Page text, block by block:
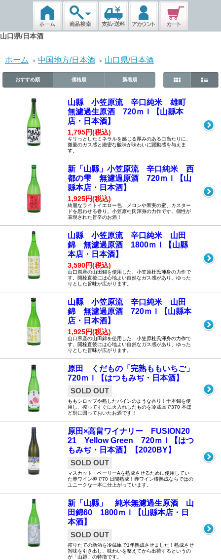
山口県/日本酒
ホーム > 中国地方/日本酒 > 山口県/日本酒
おすすめ順 価格順 新着順
山縣 小笠原流 辛口純米 雄町
無濾過生原酒 720ｍｌ【山縣本
店・日本酒】
1,795円(税込)
キリっとしたミネラルを感じる厚みのある口当たりに、
微量のガス感と緻密な酸味が味わいに躍動感を与えま
す。
新「山縣」小笠原流 辛口純米 西
都の雫 無濾過原酒 720ｍｌ【山
縣本店・日本酒】
1,925円(税込)
綺麗なライトイエロー色、メロンや果実の蜜、カスター
ドを思わせる香り。小笠原杜氏渾身の力作です。個性が
表現された旨辛のお酒！
山縣 小笠原流 辛口純米 山田
錦 無濾過原酒 1800ｍｌ【山縣
本店・日本酒】
3,590円(税込)
山口県産の山田錦を使用した、小笠原杜氏渾身の力作で
す。開栓直後には心地よい自然なガス感があり、ゆった
りとした旨味が広がります。
山縣 小笠原流 辛口純米 山田
錦 無濾過原酒 720ｍｌ【山縣本
店・日本酒】
1,925円(税込)
山口県産の山田錦を使用した、小笠原杜氏渾身の力作で
す。開栓直後には心地よい自然なガス感があり、ゆった
りとした旨味が広がります。
原田 くだもの「完熟ももいちご」
720ｍｌ【はつもみぢ・日本酒】
SOLD OUT
ももシロップや熟したパインのような香り！千本錦を使
用し、搾ってすぐに火入れしたものを冷蔵庫で370 本ほ
ど別に囲っておいたお酒です！
原田×高畠ワイナリー FUSION20
21 Yellow Green 720ｍｌ【はつ
もみぢ・日本酒】【2020BY】
SOLD OUT
マスカット・ベーリーAを熟成させるために使用してい
た赤ワイン樽で70 日間熟成！赤ワイン樽熟成ならではの
ユニークな一本に仕上がっています。
新「山縣」 純米無濾過生原酒 山
田錦60 1800ｍｌ【山縣本店・日
本酒】
SOLD OUT
搾りたての新酒を冷蔵庫で1年熟成させました！熟成させ
旨味を引き出し、味わいを整えてから出荷するというの
が「山縣」の特徴です。